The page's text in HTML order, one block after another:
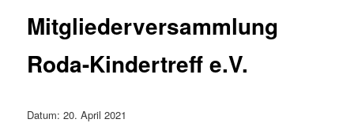
Mitgliederversammlung
Roda-Kindertreff e.V.
Datum:20. April 2021